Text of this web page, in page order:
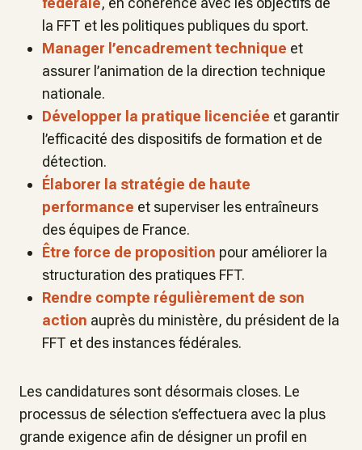
la FFT et les politiques publiques du sport.
Manager l’encadrement technique et
assurer l’animation de la direction technique
nationale.
Développer la pratique licenciée et garantir
l’efficacité des dispositifs de formation et de
détection.
Élaborer la stratégie de haute
performance et superviser les entraîneurs
des équipes de France.
Être force de proposition pour améliorer la
structuration des pratiques FFT.
Rendre compte régulièrement de son
action auprès du ministère, du président de la
FFT et des instances fédérales.
Les candidatures sont désormais closes. Le
processus de sélection s’effectuera avec la plus
grande exigence afin de désigner un profil en